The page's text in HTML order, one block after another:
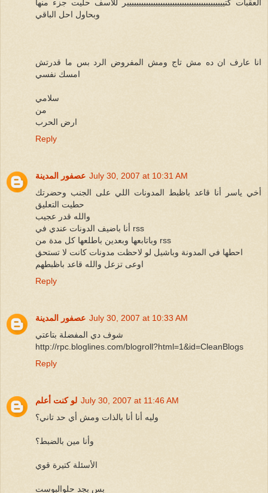
العقبات كتييييييييييييييييييييييييييييييييييييييييير للاسف حليت جزء منها
وبحاول احل الباقي
انا عارف ان ده مش تاج ومش المفروض الرد بس ما قدرتش
امسك نفسي
سلامي
من
ارض الحرب
Reply
عصفور المدينة July 30, 2007 at 10:31 AM
أخي ياسر أنا قاعد باظبط المدونات اللي على الجنب وحضرتك
حطيت التعليق
والله قدر عجيب
أنا باضيف الدونات عندي في rss
وباتابعها وبعدين باطلعها كل مدة من rss
احطها في المدونة وباشيل لو لاحظت مدونات كانت لا تستحق
اوعى تزعل والله قاعد باظبطهم
Reply
عصفور المدينة July 30, 2007 at 10:33 AM
شوف دي المفضلة بتاعتي
http://rpc.bloglines.com/blogroll?html=1&id=CleanBlogs
Reply
لو كنت أعلم July 30, 2007 at 11:46 AM
وليه أنا أنا بالذات ومش أي حد تاني؟
وأنا مين بالضبط؟
الأسئلة كتيرة قوي
بس بجد حلوالبوست